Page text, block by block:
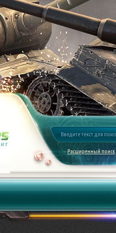
Расширенный поиск